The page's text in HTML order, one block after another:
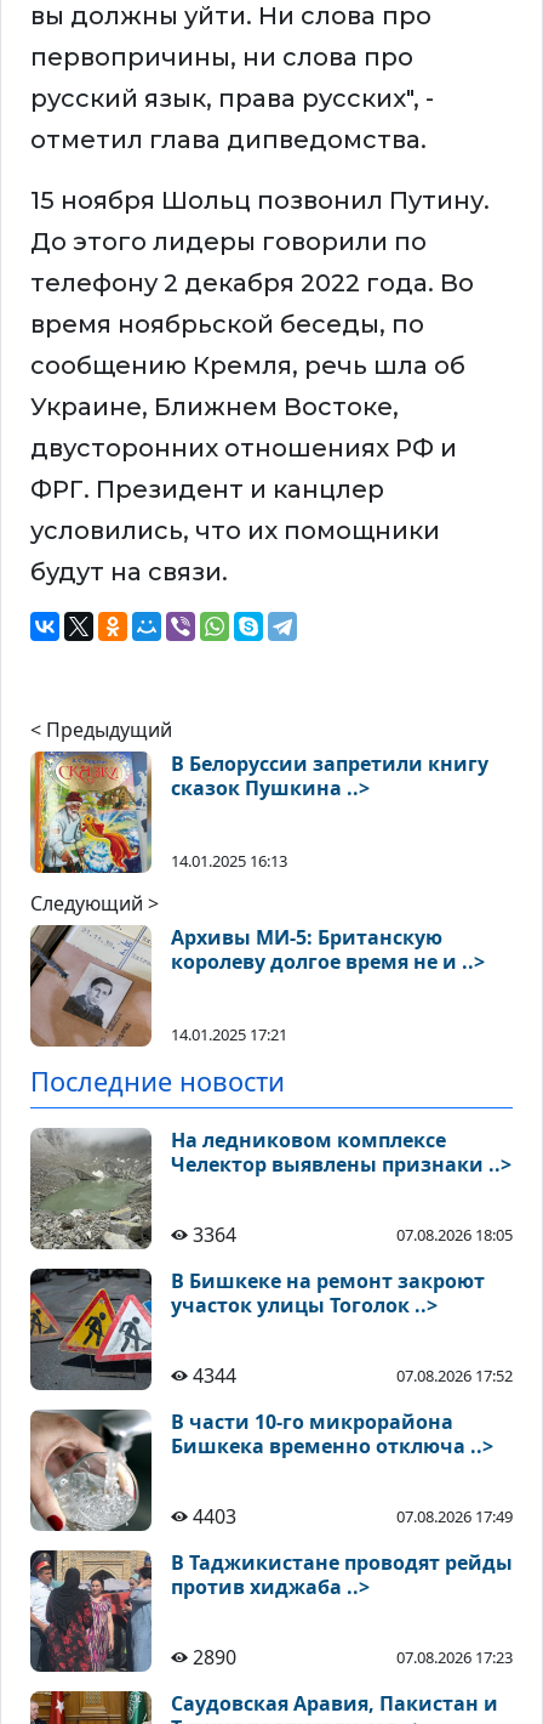
вы должны уйти. Ни слова про
первопричины, ни слова про
русский язык, права русских", -
отметил глава дипведомства.
15 ноября Шольц позвонил Путину.
До этого лидеры говорили по
телефону 2 декабря 2022 года. Во
время ноябрьской беседы, по
сообщению Кремля, речь шла об
Украине, Ближнем Востоке,
двусторонних отношениях РФ и
ФРГ. Президент и канцлер
условились, что их помощники
будут на связи.
< Предыдущий
В Белоруссии запретили книгу
сказок Пушкина ..>
14.01.2025 16:13
Следующий >
Архивы МИ-5: Британскую
королеву долгое время не и ..>
14.01.2025 17:21
Последние новости
На ледниковом комплексе
Челектор выявлены признаки ..>
3364 07.08.2026 18:05
В Бишкеке на ремонт закроют
участок улицы Тоголок ..>
4344 07.08.2026 17:52
В части 10-го микрорайона
Бишкека временно отключа ..>
4403 07.08.2026 17:49
В Таджикистане проводят рейды
против хиджаба ..>
2890 07.08.2026 17:23
Саудовская Аравия, Пакистан и